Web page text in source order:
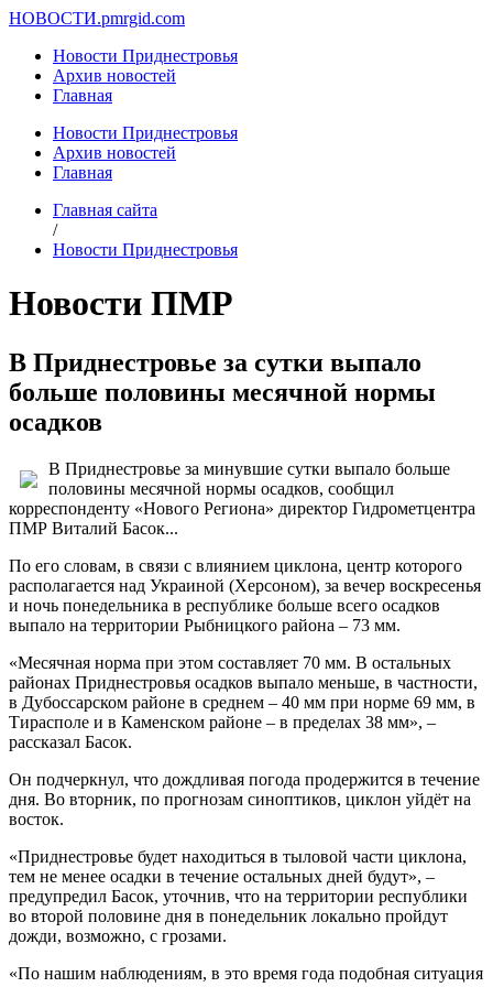
НОВОСТИ.pmrgid.com
Новости Приднестровья
Архив новостей
Главная
Новости Приднестровья
Архив новостей
Главная
Главная сайта
/
Новости Приднестровья
Новости ПМР
В Приднестровье за сутки выпало
больше половины месячной нормы
осадков
В Приднестровье за минувшие сутки выпало больше
половины месячной нормы осадков, сообщил
корреспонденту «Нового Региона» директор Гидрометцентра
ПМР Виталий Басок...
По его словам, в связи с влиянием циклона, центр которого
располагается над Украиной (Херсоном), за вечер воскресенья
и ночь понедельника в республике больше всего осадков
выпало на территории Рыбницкого района – 73 мм.
«Месячная норма при этом составляет 70 мм. В остальных
районах Приднестровья осадков выпало меньше, в частности,
в Дубоссарском районе в среднем – 40 мм при норме 69 мм, в
Тирасполе и в Каменском районе – в пределах 38 мм», –
рассказал Басок.
Он подчеркнул, что дождливая погода продержится в течение
дня. Во вторник, по прогнозам синоптиков, циклон уйдёт на
восток.
«Приднестровье будет находиться в тыловой части циклона,
тем не менее осадки в течение остальных дней будут», –
предупредил Басок, уточнив, что на территории республики
во второй половине дня в понедельник локально пройдут
дожди, возможно, с грозами.
«По нашим наблюдениям, в это время года подобная ситуация